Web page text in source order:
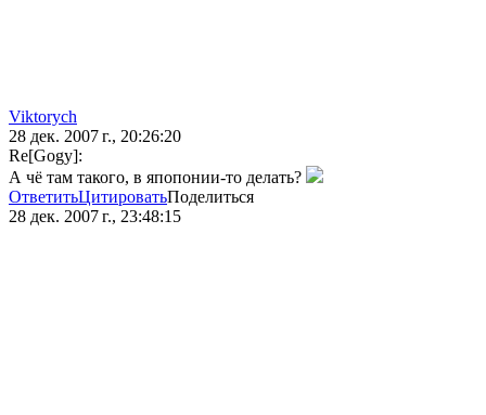
Viktorych
28 дек. 2007 г., 20:26:20
Re[Gogy]:
А чё там такого, в япопонии-то делать?
ОтветитьЦитироватьПоделиться
28 дек. 2007 г., 23:48:15